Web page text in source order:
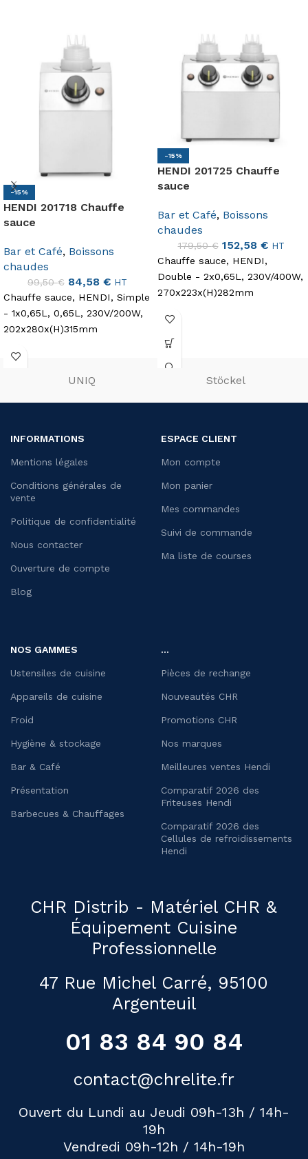
-15%
HENDI 201718 Chauffe
sauce
Bar et Café, Boissons
chaudes
99,50€ 84,58 € HT
Chauffe sauce, HENDI, Simple
- 1x0,65L, 0,65L, 230V/200W,
202x280x(H)315mm
-15%
HENDI 201725 Chauffe
sauce
Bar et Café, Boissons
chaudes
179,50€ 152,58 € HT
Chauffe sauce, HENDI,
Double - 2x0,65L, 230V/400W,
270x223x(H)282mm
UNIQ Stöckel
INFORMATIONS
Mentions légales
Conditions générales de
vente
Politique de confidentialité
Nous contacter
Ouverture de compte
Blog
ESPACE CLIENT
Mon compte
Mon panier
Mes commandes
Suivi de commande
Ma liste de courses
NOS GAMMES
Ustensiles de cuisine
Appareils de cuisine
Froid
Hygiène & stockage
Bar & Café
Présentation
Barbecues & Chauffages
...
Pièces de rechange
Nouveautés CHR
Promotions CHR
Nos marques
Meilleures ventes Hendi
Comparatif 2026 des
Friteuses Hendi
Comparatif 2026 des
Cellules de refroidissements
Hendi
CHR Distrib - Matériel CHR &
Équipement Cuisine
Professionnelle
47 Rue Michel Carré, 95100
Argenteuil
01 83 84 90 84
contact@chrelite.fr
Ouvert du Lundi au Jeudi 09h-13h / 14h-
19h
Vendredi 09h-12h / 14h-19h